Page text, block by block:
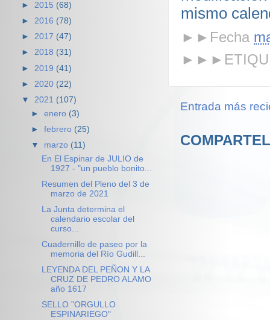
mismo
►►Fecha
Entrada más
► 2015 (68)
► 2016 (78)
► 2017 (47)
► 2018 (31)
► 2019 (41)
► 2020 (22)
▼ 2021 (107)
►enero (3)
►febrero (25)
▼ marzo (11)
En El Espinar de JULIO de
1927 - "un pueblo bonito...
Resumen del Pleno del 3 de
marzo de 2021
La Junta determina el
calendario escolar del
curso...
Cuadernillo de paseo por la
memoria del Río Gudill...
LEYENDA DEL PEÑON Y LA
CRUZ DE PEDRO ALAMO
año 1617
SELLO "ORGULLO
ESPINARIEGO"